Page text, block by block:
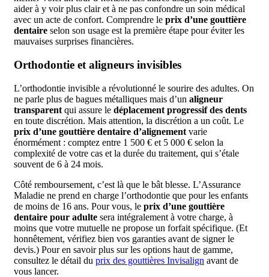
aider à y voir plus clair et à ne pas confondre un soin médical
avec un acte de confort. Comprendre le prix d’une gouttière
dentaire selon son usage est la première étape pour éviter les
mauvaises surprises financières.
Orthodontie et aligneurs invisibles
L’orthodontie invisible a révolutionné le sourire des adultes. On
ne parle plus de bagues métalliques mais d’un aligneur
transparent qui assure le déplacement progressif des dents
en toute discrétion. Mais attention, la discrétion a un coût. Le
prix d’une gouttière dentaire d’alignement varie
énormément : comptez entre 1 500 € et 5 000 € selon la
complexité de votre cas et la durée du traitement, qui s’étale
souvent de 6 à 24 mois.
Côté remboursement, c’est là que le bât blesse. L’Assurance
Maladie ne prend en charge l’orthodontie que pour les enfants
de moins de 16 ans. Pour vous, le prix d’une gouttière
dentaire pour adulte sera intégralement à votre charge, à
moins que votre mutuelle ne propose un forfait spécifique. (Et
honnêtement, vérifiez bien vos garanties avant de signer le
devis.) Pour en savoir plus sur les options haut de gamme,
consultez le détail du prix des gouttières Invisalign avant de
vous lancer.